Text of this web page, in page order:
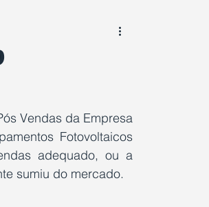
Vendas da Empresa
Fotovoltaicos
adequado, ou a
sumiu do mercado.